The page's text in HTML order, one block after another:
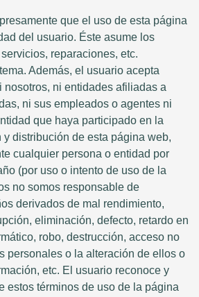
que el uso de esta página
del usuario. Éste asume los
reparaciones, etc.
Además, el usuario acepta
nosotros, ni entidades afiliadas a
ni sus empleados o agentes ni
que haya participado en la
distribución de esta página web,
cualquier persona o entidad por
(por uso o intento de uso de la
no somos responsable de
derivados de mal rendimiento,
eliminación, defecto, retardo en
robo, destrucción, acceso no
personales o la alteración de ellos o
etc. El usuario reconoce y
estos términos de uso de la página